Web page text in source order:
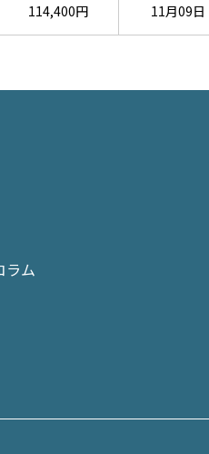
114,400円 11月09日
ラム